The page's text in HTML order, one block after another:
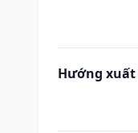
Hướng